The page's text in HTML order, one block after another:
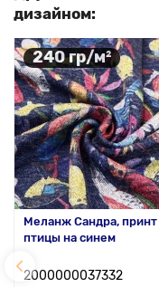
дизайном:
240 гр/м²
Меланж Сандра,
птицы на синем
2000000037332